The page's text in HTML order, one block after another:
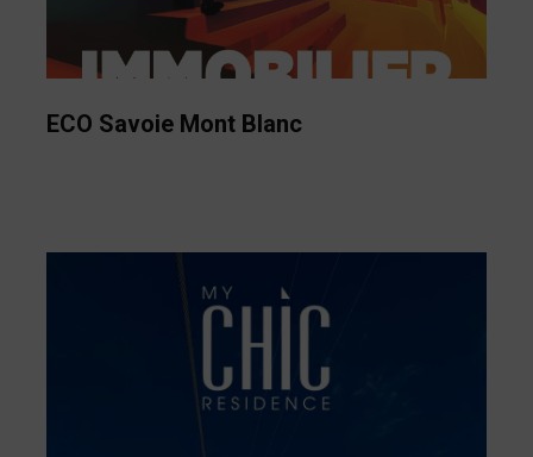
ECO Savoie Mont Blanc